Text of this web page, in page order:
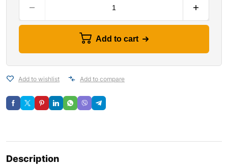
Add to cart
Add to wishlist Add to compare
Description